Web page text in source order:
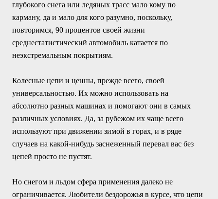
глубокого снега или ледяных трасс мало кому по
карману, да и мало для кого разумно, поскольку,
повторимся, 90 процентов своей жизни
среднестатистический автомобиль катается по
неэкстремальным покрытиям.
Колесные цепи и ценны, прежде всего, своей
универсальностью. Их можно использовать на
абсолютно разных машинах и помогают они в самых
различных условиях. Да, за рубежом их чаще всего
используют при движении зимой в горах, и в ряде
случаев на какой-нибудь заснеженный перевал вас без
цепей просто не пустят.
Но снегом и льдом сфера применения далеко не
ограничивается. Любители бездорожья в курсе, что цепи